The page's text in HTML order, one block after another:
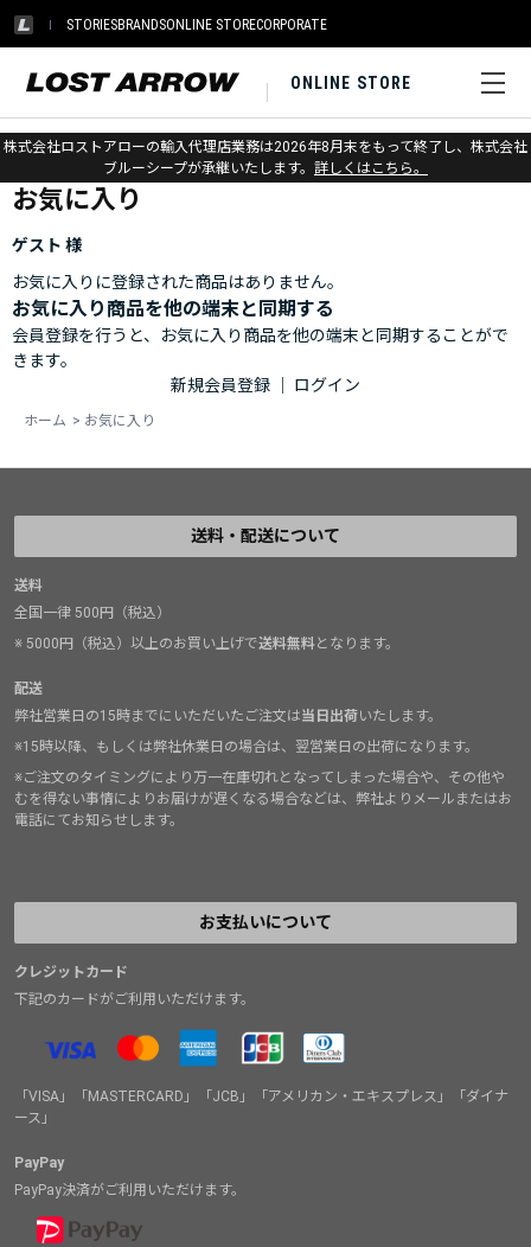
STORIESBRANDSONLINE STORECORPORATE
ONLINE STORE
株式会社ロストアローの輸入代理店業務は2026年8月末をもって終了し、株式会社
ブルーシープが承継いたします。 詳しくはこちら。
ホーム > お気に入り
お気に入り
ゲスト 様
お気に入りに登録された商品はありません。
お気に入り商品を他の端末と同期する
会員登録を行うと、お気に入り商品を他の端末と同期することがで
きます。
新規会員登録
ログイン
ホーム > お気に入り
送料・配送について
送料
全国一律 500円（税込）
※ 5000円（税込）以上のお買い上げで送料無料となります。
配送
弊社営業日の15時までにいただいたご注文は当日出荷いたします。
※15時以降、もしくは弊社休業日の場合は、翌営業日の出荷になります。
※ご注文のタイミングにより万一在庫切れとなってしまった場合や、その他や
むを得ない事情によりお届けが遅くなる場合などは、弊社よりメールまたはお
電話にてお知らせします。
お支払いについて
クレジットカード
下記のカードがご利用いただけます。
「VISA」「MASTERCARD」「JCB」「アメリカン・エキスプレス」「ダイナ
ース」
PayPay
PayPay決済がご利用いただけます。